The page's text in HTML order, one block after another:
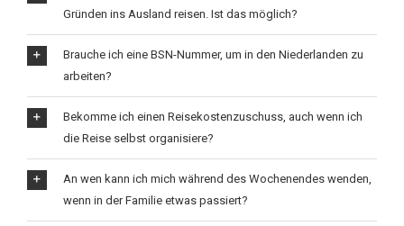
Gründen ins Ausland reisen. Ist das möglich?
Brauche ich eine BSN-Nummer, um in den Niederlanden zu
arbeiten?
Bekomme ich einen Reisekostenzuschuss, auch wenn ich
die Reise selbst organisiere?
An wen kann ich mich während des Wochenendes wenden,
wenn in der Familie etwas passiert?